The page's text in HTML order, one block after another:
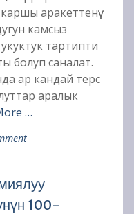
аракеттенүү
камсыз
тартипти
болуп саналат.
ар кандай терс
аралык
…
100-